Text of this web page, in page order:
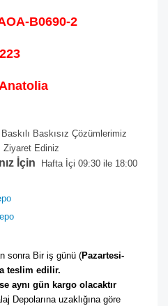
B0690-2
Baskısız Çözümlerimiz
Ziyaret Ediniz
İçin Hafta İçi 09:30 ile 18:00
sonra Bir iş günü (Pazartesi-
teslim edilir.
aynı gün kargo olacaktır
Depolarına uzaklığına göre